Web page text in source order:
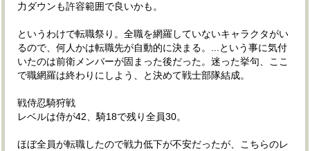
力ダウンも許容範囲で良いかも。
というわけで転職祭り。全職を網羅していないキャラクタがい
るので、何人かは転職先が自動的に決まる。...という事に気付
いたのは前衛メンバーが固まった後だった。迷った挙句、ここ
で職網羅は終わりにしよう、と決めて戦士部隊結成。
戦侍忍騎狩戦
レベルは侍が42、騎18で残り全員30。
ほぼ全員が転職したので戦力低下が不安だったが、こちらのレ